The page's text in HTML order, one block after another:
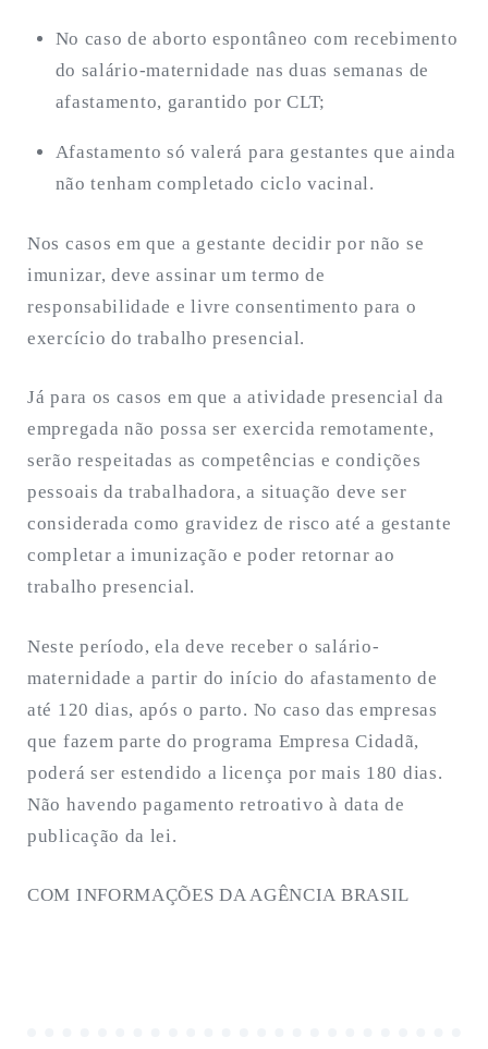
No caso de aborto espontâneo com recebimento
do salário-maternidade nas duas semanas de
afastamento, garantido por CLT;
Afastamento só valerá para gestantes que ainda
não tenham completado ciclo vacinal.
Nos casos em que a gestante decidir por não se
imunizar, deve assinar um termo de
responsabilidade e livre consentimento para o
exercício do trabalho presencial.
Já para os casos em que a atividade presencial da
empregada não possa ser exercida remotamente,
serão respeitadas as competências e condições
pessoais da trabalhadora, a situação deve ser
considerada como gravidez de risco até a gestante
completar a imunização e poder retornar ao
trabalho presencial.
Neste período, ela deve receber o salário-
maternidade a partir do início do afastamento de
até 120 dias, após o parto. No caso das empresas
que fazem parte do programa Empresa Cidadã,
poderá ser estendido a licença por mais 180 dias.
Não havendo pagamento retroativo à data de
publicação da lei.
COM INFORMAÇÕES DA AGÊNCIA BRASIL